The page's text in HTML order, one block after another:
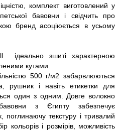
комплект виготовлений у
бавовни і свідчить про
бренд асоціюється в усьому
ідеально зшиті характерною
кутами.
500 г/м2 забарвлюються
рушник і навіть етикетки для
один з одним. Довге волокно
з Єгипту забезпечує
текстуру і тривалий
кольорів і розмірів, можливість